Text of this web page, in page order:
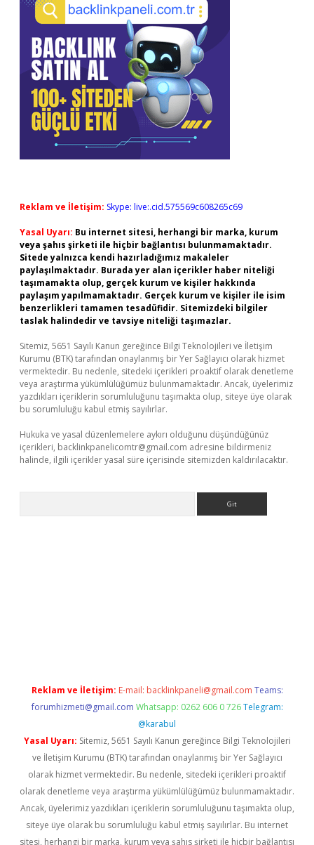
Reklam ve İletişim: Skype: live:.cid.575569c608265c69
Yasal Uyarı: Bu internet sitesi, herhangi bir marka, kurum
veya şahıs şirketi ile hiçbir bağlantısı bulunmamaktadır.
Sitede yalnızca kendi hazırladığımız makaleler
paylaşılmaktadır. Burada yer alan içerikler haber niteliği
taşımamakta olup, gerçek kurum ve kişiler hakkında
paylaşım yapılmamaktadır. Gerçek kurum ve kişiler ile isim
benzerlikleri tamamen tesadüfidir. Sitemizdeki bilgiler
taslak halindedir ve tavsiye niteliği taşımazlar.
Sitemiz, 5651 Sayılı Kanun gereğince Bilgi Teknolojileri ve İletişim
Kurumu (BTK) tarafından onaylanmış bir Yer Sağlayıcı olarak hizmet
vermektedir. Bu nedenle, sitedeki içerikleri proaktif olarak denetleme
veya araştırma yükümlülüğümüz bulunmamaktadır. Ancak, üyelerimiz
yazdıkları içeriklerin sorumluluğunu taşımakta olup, siteye üye olarak
bu sorumluluğu kabul etmiş sayılırlar.
Hukuka ve yasal düzenlemelere aykırı olduğunu düşündüğünüz
içerikleri, backlinkpanelicomtr@gmail.com adresine bildirmeniz
halinde, ilgili içerikler yasal süre içerisinde sitemizden kaldırılacaktır.
Reklam ve İletişim: E-mail: backlinkpaneli@gmail.com Teams:
forumhizmeti@gmail.com Whatsapp: 0262 606 0 726 Telegram:
@karabul
Yasal Uyarı: Sitemiz, 5651 Sayılı Kanun gereğince Bilgi Teknolojileri
ve İletişim Kurumu (BTK) tarafından onaylanmış bir Yer Sağlayıcı
olarak hizmet vermektedir. Bu nedenle, sitedeki içerikleri proaktif
olarak denetleme veya araştırma yükümlülüğümüz bulunmamaktadır.
Ancak, üyelerimiz yazdıkları içeriklerin sorumluluğunu taşımakta olup,
siteye üye olarak bu sorumluluğu kabul etmiş sayılırlar. Bu internet
sitesi, herhangi bir marka, kurum veya şahıs şirketi ile hiçbir bağlantısı